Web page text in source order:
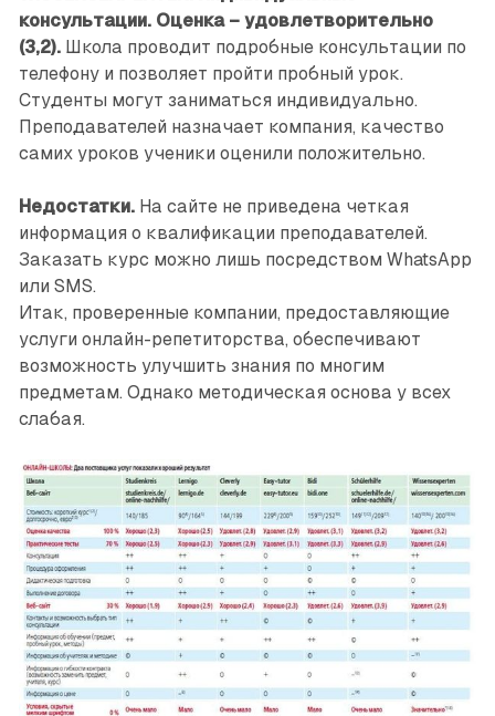
консультации. Оценка – удовлетворительно
(3,2). Школа проводит подробные консультации по
телефону и позволяет пройти пробный урок.
Студенты могут заниматься индивидуально.
Преподавателей назначает компания, качество
самих уроков ученики оценили положительно.
Недостатки. На сайте не приведена четкая
информация о квалификации преподавателей.
Заказать курс можно лишь посредством WhatsApp
или SMS.
Итак, проверенные компании, предоставляющие
услуги онлайн-репетиторства, обеспечивают
возможность улучшить знания по многим
предметам. Однако методическая основа у всех
слабая.